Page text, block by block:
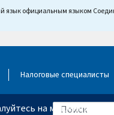
язык официальным языком
Налоговые специалисты
на мошенничество